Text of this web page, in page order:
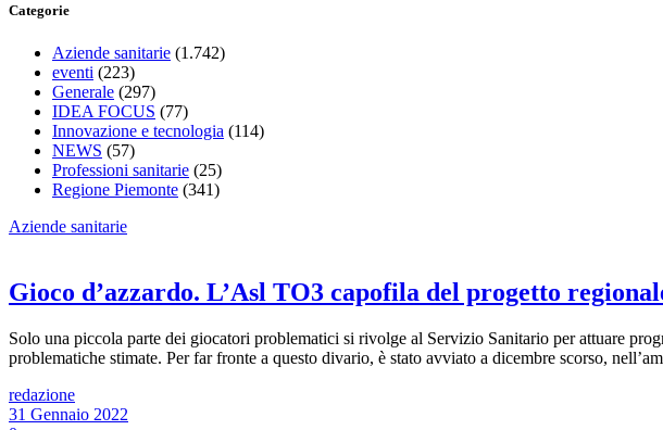
Categorie
Aziende sanitarie (1.742)
eventi (223)
Generale (297)
IDEA FOCUS (77)
Innovazione e tecnologia (114)
NEWS (57)
Professioni sanitarie (25)
Regione Piemonte (341)
Aziende sanitarie
Gioco d’azzardo. L’Asl TO3 capofila del progetto
Solo una piccola parte dei giocatori problematici si rivolge al Servizio Sanitario per attuare
problematiche stimate. Per far fronte a questo divario, è stato avviato a dicembre scorso,
redazione
31 Gennaio 2022